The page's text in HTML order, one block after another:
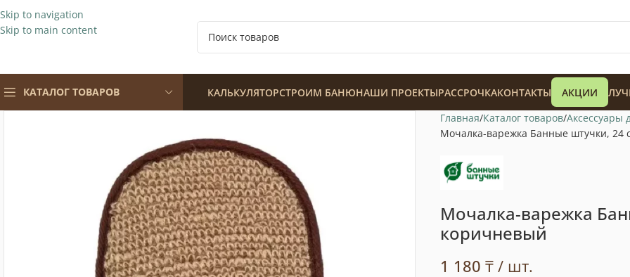
Skip to navigation
Skip to main content
КАТАЛОГ ТОВАРОВ
128 900₸
КАЛЬКУЛЯТОРСТРОИМ БАНЮНАШИ ПРОЕКТЫРАССРОЧКАКОНТАКТЫ АКЦИИ
Главная Каталог товаров Аксессуары
Мочалка-варежка Банные штучки, 24
Мочалка-варежка
коричневый
1 180 ₸/ шт.